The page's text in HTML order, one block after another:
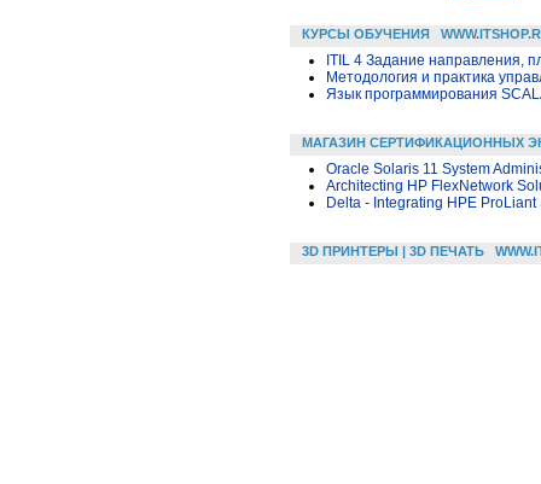
КУРСЫ ОБУЧЕНИЯ
ITIL 4 Задание направления,
Методология и практика
Язык программирования
МАГАЗИН СЕРТИФИКАЦИОННЫХ
Oracle Solaris 11 System
Architecting HP FlexNetwork
Delta - Integrating HPE
3D ПРИНТЕРЫ | 3D ПЕЧАТЬ